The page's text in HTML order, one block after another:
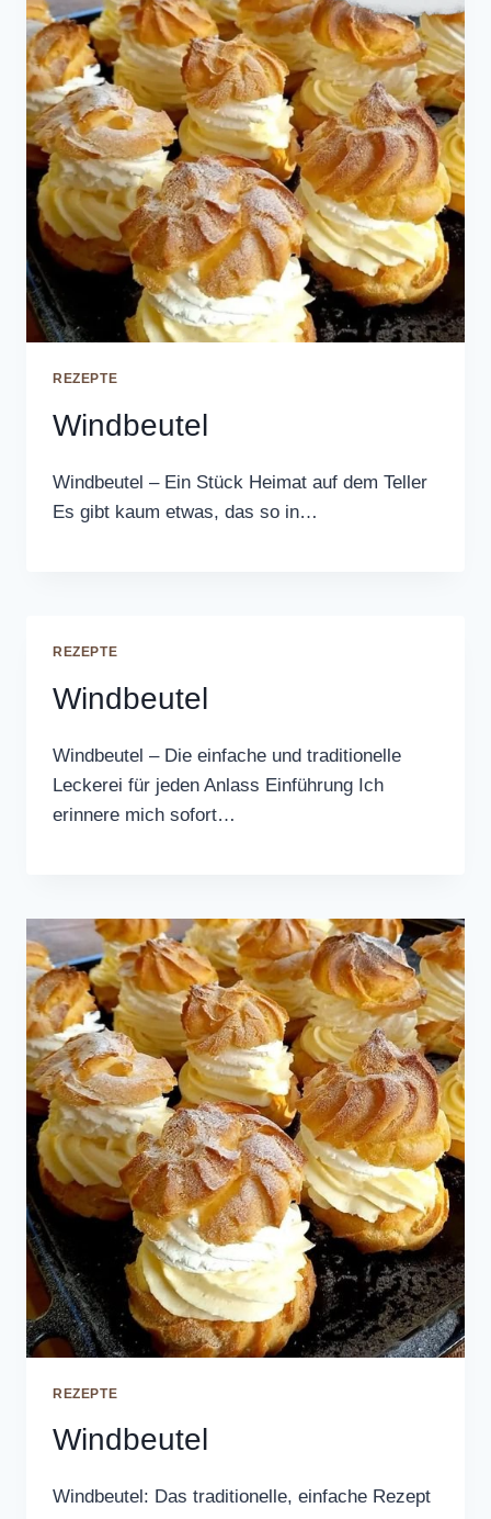
REZEPTE
Windbeutel
Windbeutel – Ein Stück Heimat auf dem Teller
Es gibt kaum etwas, das so in…
REZEPTE
Windbeutel
Windbeutel – Die einfache und traditionelle
Leckerei für jeden Anlass Einführung Ich
erinnere mich sofort…
REZEPTE
Windbeutel
Windbeutel: Das traditionelle, einfache Rezept